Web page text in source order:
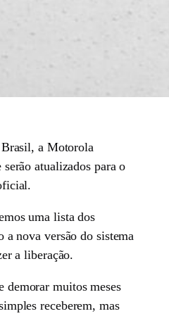
a Motorola
atualizados para o
uma lista dos
a nova versão do sistema
a liberação.
demorar muitos meses
receberem, mas